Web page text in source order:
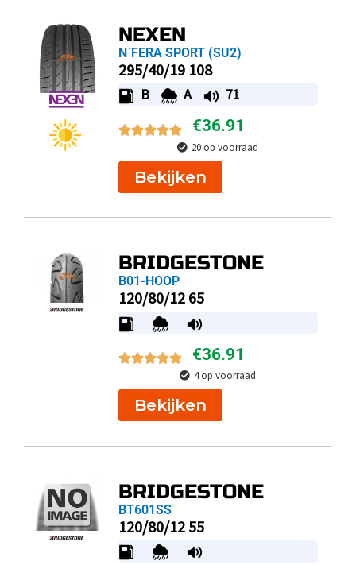
NEXEN
N`FERA SPORT (SU2)
295/40/19 108
B A 71
€36.91
20 op voorraad
Bekijken
BRIDGESTONE
B01-HOOP
120/80/12 65
€36.91
4 op voorraad
Bekijken
BRIDGESTONE
BT601SS
120/80/12 55